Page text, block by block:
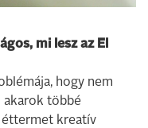
mi lesz az El
hogy nem
akarok többé
éttermet kreatív